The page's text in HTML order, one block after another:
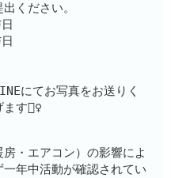
ください。
にてお写真をお送りく
す🙇‍♀️
・エアコン）の影響によ
年中活動が確認されてい